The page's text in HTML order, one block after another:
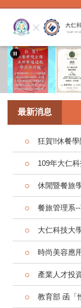
跳
內
容
最新消息
餐旅管理系